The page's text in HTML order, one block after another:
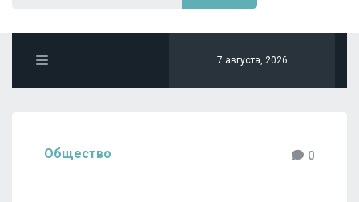
7 августа, 2026
Общество 0